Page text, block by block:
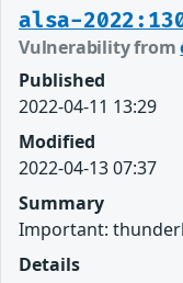
alsa-
Vulnerability from
Published
2022-04-11 13:29
Modified
2022-04-13 07:37
Summary
Important:
Details